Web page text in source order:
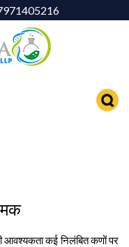
कई निलंबित कणों पर